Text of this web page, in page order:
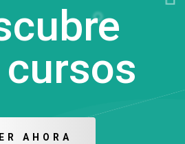
AHORA